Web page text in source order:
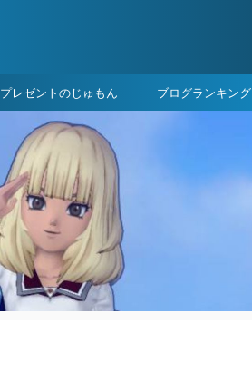
プレゼントのじゅもん ブログランキング